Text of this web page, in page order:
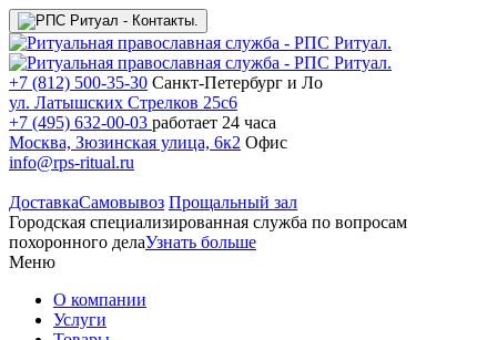
+7 (812) 500-35-30 Санкт-Петербург и Ло
ул. Латышских Стрелков 25с6
+7 (495) 632-00-03 работает 24 часа
Москва, Зюзинская улица, 6к2 Офис
info@rps-ritual.ru
ДоставкаСамовывоз Прощальный зал
Городская специализированная служба по вопросам
похоронного делаУзнать больше
Меню
О компании
Услуги